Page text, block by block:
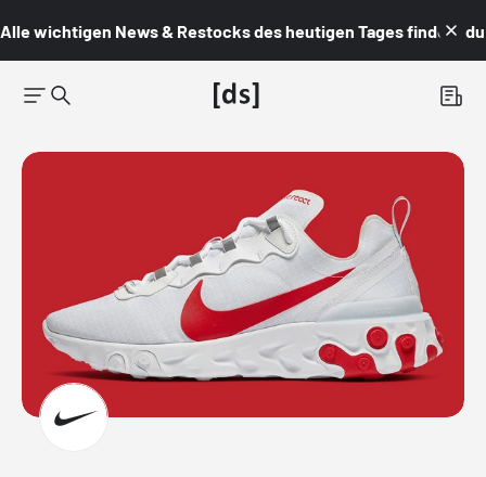
Alle wichtigen News & Restocks des heutigen Tages findest du